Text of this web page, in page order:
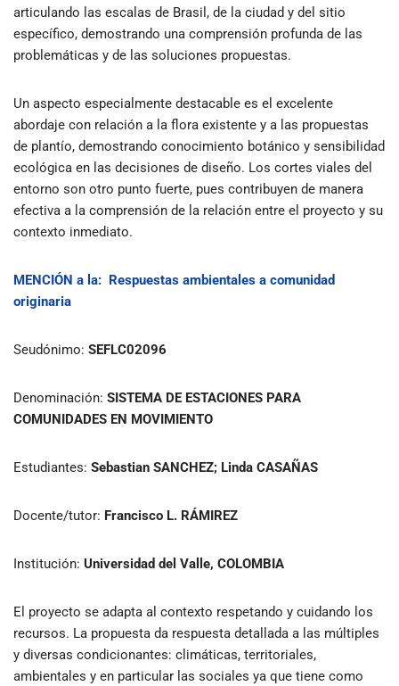
articulando las escalas de Brasil, de la ciudad y del sitio
específico, demostrando una comprensión profunda de las
problemáticas y de las soluciones propuestas.
Un aspecto especialmente destacable es el excelente
abordaje con relación a la flora existente y a las propuestas
de plantío, demostrando conocimiento botánico y sensibilidad
ecológica en las decisiones de diseño. Los cortes viales del
entorno son otro punto fuerte, pues contribuyen de manera
efectiva a la comprensión de la relación entre el proyecto y su
contexto inmediato.
MENCIÓN a la: Respuestas ambientales a comunidad
originaria
Seudónimo: SEFLC02096
Denominación: SISTEMA DE ESTACIONES PARA
COMUNIDADES EN MOVIMIENTO
Estudiantes: Sebastian SANCHEZ; Linda CASAÑAS
Docente/tutor: Francisco L. RÁMIREZ
Institución: Universidad del Valle, COLOMBIA
El proyecto se adapta al contexto respetando y cuidando los
recursos. La propuesta da respuesta detallada a las múltiples
y diversas condicionantes: climáticas, territoriales,
ambientales y en particular las sociales ya que tiene como